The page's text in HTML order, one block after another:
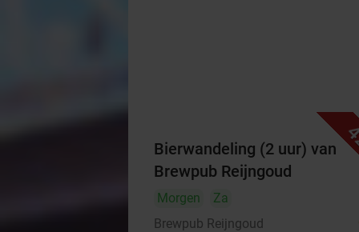
Bierwandeling (2 uur) van
Brewpub Reijngoud
Morgen
Za
Brewpub Reijngoud